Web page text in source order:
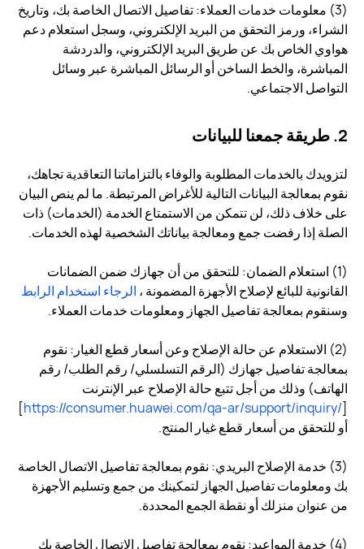
(3) معلومات خدمات العملاء: تفاصيل الاتصال الخاصة بك، وتاريخ
الشراء، ورمز التحقق من البريد الإلكتروني، وسجل استعلام دعم
هواوي الخاص بك عن طريق البريد الإلكتروني، والدردشة
المباشرة، والخط الساخن أو الرسائل المباشرة عبر وسائل
التواصل الاجتماعي.
2. طريقة جمعنا للبيانات
لتزويدك بالخدمات المطلوبة والوفاء بالتزاماتنا التعاقدية تجاهك،
نقوم بمعالجة البيانات التالية للأغراض المرتبطة. ما لم ينص البيان
على خلاف ذلك، لن تتمكن من الاستمتاع الخدمة (الخدمات) ذات
الصلة إذا رفضت جمع ومعالجة بياناتك الشخصية لهذه الخدمات.
(1) استعلام الضمان: للتحقق من أن جهازك ضمن الضمانات
القانونية للبائع لإصلاح الأجهزة المضمونة ، الرجاء استخدام الرابط
وسنقوم بمعالجة تفاصيل الجهاز ومعلومات خدمات العملاء.
(2) الاستعلام عن حالة الإصلاح وعن أسعار قطع الغيار: نقوم
بمعالجة تفاصيل جهازك (الرقم التسلسلي/ رقم الطلب/ رقم
الهاتف) وذلك من أجل تتبع حالة الإصلاح عبر الإنترنت
[https://consumer.huawei.com/qa-ar/support/inquiry/]
أو للتحقق من أسعار قطع غيار المنتج.
(3) خدمة الإصلاح البريدي: نقوم بمعالجة تفاصيل الاتصال الخاصة
بك ومعلومات تفاصيل الجهاز لتمكينك من جمع وتسليم الأجهزة
من عنوان منزلك أو نقطة الجمع المحددة.
(4) خدمة المواعيد: نقوم بمعالجة تفاصيل الاتصال الخاصة بك